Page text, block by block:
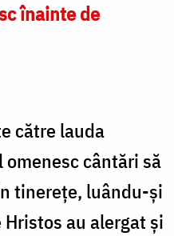
înainte de
către lauda
cântări să
tinereţe, luându-şi
au alergat şi